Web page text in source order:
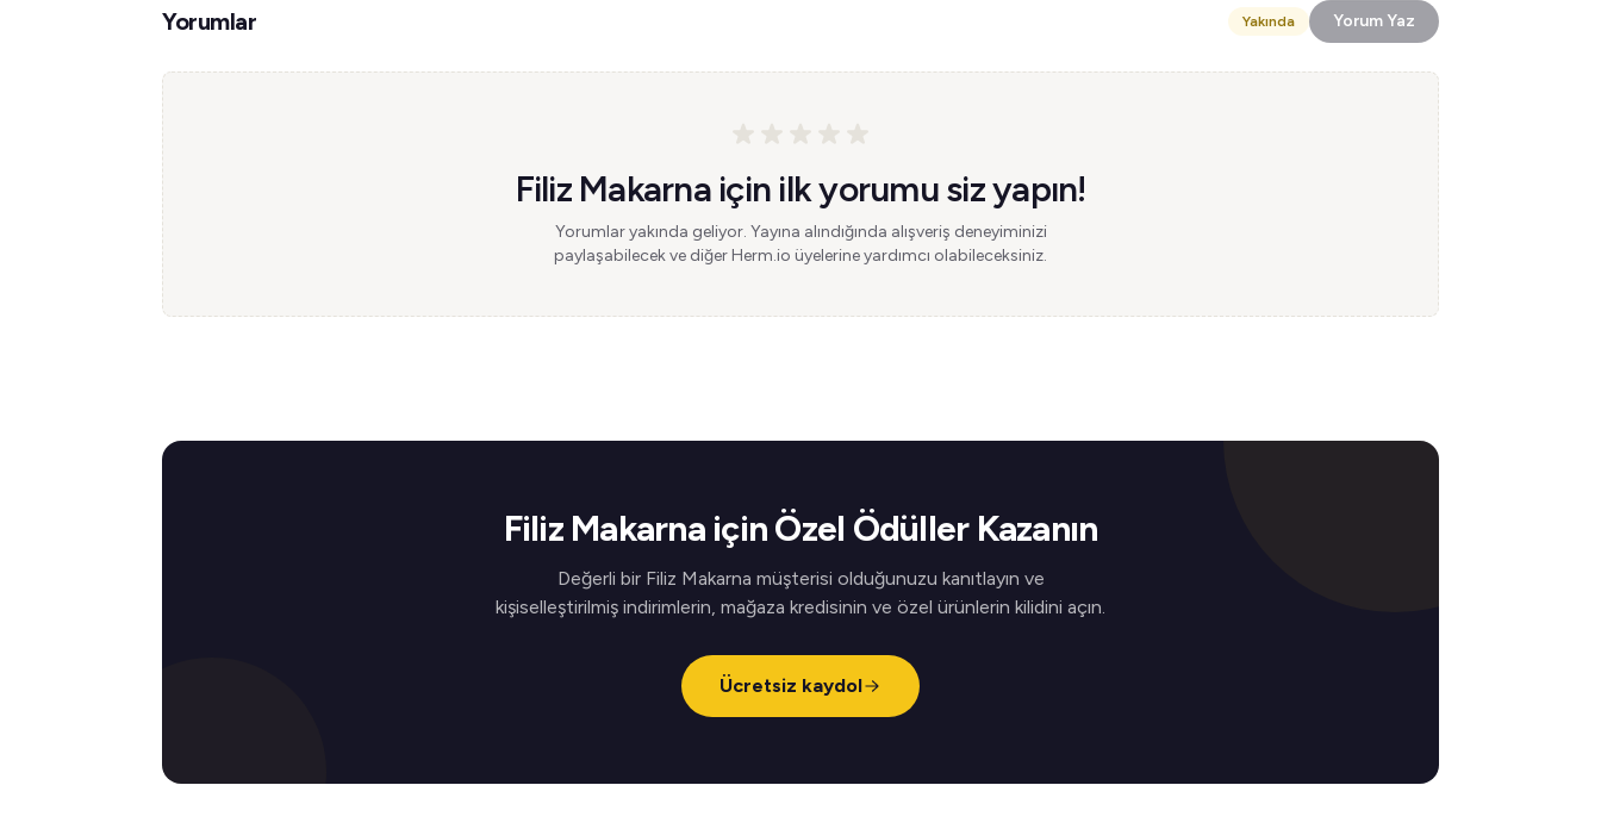
Yorumlar Yakında Yorum Yaz
Filiz Makarna için ilk yorumu siz yapın!
Yorumlar yakında geliyor. Yayına alındığında alışveriş deneyiminizi
paylaşabilecek ve diğer Herm.io üyelerine yardımcı olabileceksiniz.
Filiz Makarna için Özel Ödüller Kazanın
Değerli bir Filiz Makarna müşterisi olduğunuzu kanıtlayın ve
kişiselleştirilmiş indirimlerin, mağaza kredisinin ve özel ürünlerin kilidini açın.
Ücretsiz kaydol